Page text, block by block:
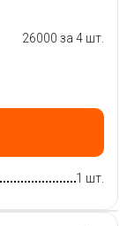
26000 за 4 шт.
1 шт.